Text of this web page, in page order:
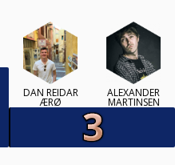
DAN REIDAR
ÆRØ
ALEXANDER
MARTINSEN